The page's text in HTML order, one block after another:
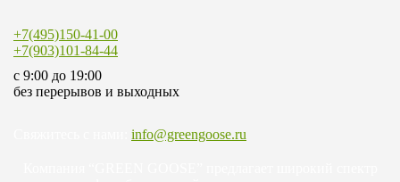
+7(495)150-41-00
+7(903)101-84-44
c 9:00 до 19:00
без перерывов и выходных
info@greengoose.ru